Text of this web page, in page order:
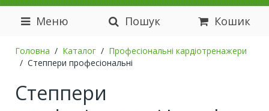
Меню Пошук Кошик
Головна Каталог
Професіональні кардіотренажери
Степпери професіональні
Степпери